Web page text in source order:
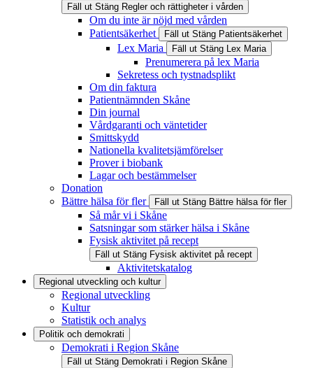
Fäll ut Stäng Regler och rättigheter i vården
Om du inte är nöjd med vården
Patientsäkerhet
Fäll ut Stäng Patientsäkerhet
Lex Maria Fäll ut Stäng Lex Maria
Prenumerera på lex Maria
Sekretess och tystnadsplikt
Om din faktura
Patientnämnden Skåne
Din journal
Vårdgaranti och väntetider
Smittskydd
Nationella kvalitetsjämförelser
Prover i biobank
Lagar och bestämmelser
Donation
Bättre hälsa för fler
Fäll ut Stäng Bättre hälsa för fler
Så mår vi i Skåne
Satsningar som stärker hälsa i Skåne
Fysisk aktivitet på recept
Fäll ut Stäng Fysisk aktivitet på recept
Aktivitetskatalog
Regional utveckling och kultur
Regional utveckling
Kultur
Statistik och analys
Politik och demokrati
Demokrati i Region Skåne
Fäll ut Stäng Demokrati i Region Skåne